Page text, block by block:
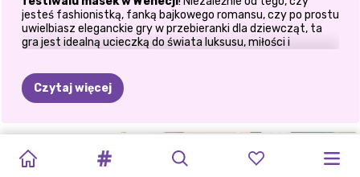
jesteś fashionistką, fanką bajkowego romansu, czy po prostu
uwielbiasz eleganckie gry w przebieranki dla dziewcząt, ta
gra jest idealną ucieczką do świata luksusu, miłości i
Zaprojektuj zapierające dech w piersiach stylizacje
maskaradowe
misternych wzorów koronek, błyszczących klejnotów i
delikatnych piór, aby stworzyć najbardziej zapierające dech
w piersiach maski.
Czytaj więcej
TEA:
WALENTYNKOWE
MAHJONG
RANDKA
POPSY
SURPRISE:
BAL
POWITALNY
RANDKI
POŚPIECH
KSIĘŻNICZEK
IMPREZA